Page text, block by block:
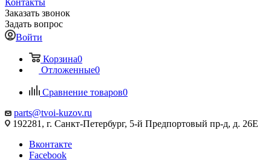
Контакты
Заказать звонок
Задать вопрос
Войти
Корзина0
Отложенные0
Сравнение товаров0
parts@tvoi-kuzov.ru
192281, г. Санкт-Петербург, 5-й Предпортовый пр-д, д. 26Е
Вконтакте
Facebook